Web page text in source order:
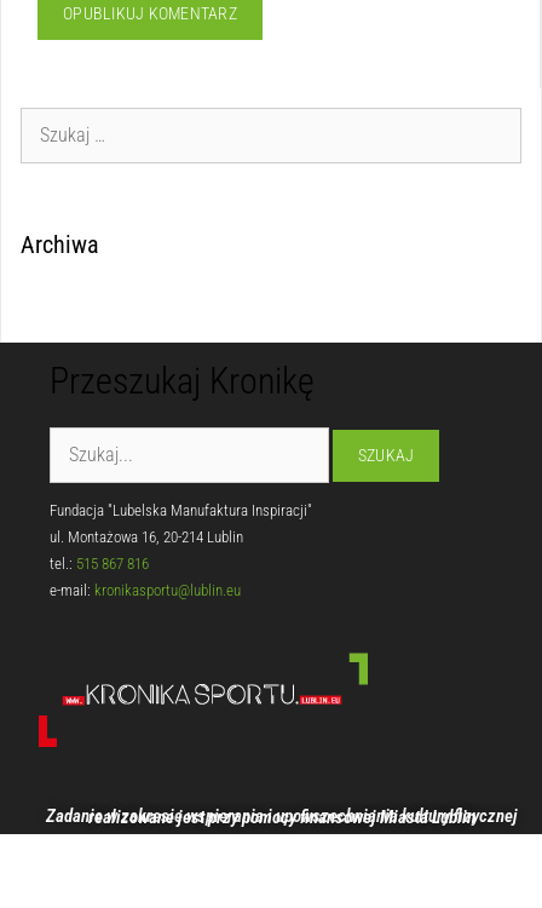
Archiwa
Przeszukaj Kronikę
Fundacja "Lubelska Manufaktura Inspiracji"
ul. Montażowa 16, 20-214 Lublin
tel.: 515 867 816
e-mail: kronikasportu@lublin.eu
Zadanie w zakresie wspierania i upowszechniania kultury fizycznej realizowane jest przy pomocy finansowej Miasta Lublin